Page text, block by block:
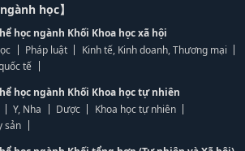
học】
học ngành Khối Khoa học xã hội
Pháp luật
Kinh tế, Kinh doanh, Thương mại
tế
học ngành Khối Khoa học tự nhiên
Y, Nha Dược
Khoa học tự nhiên
sản